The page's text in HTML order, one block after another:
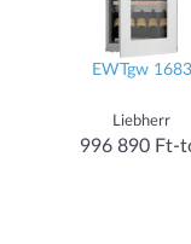
EWTgw 1683
Liebherr
996 890 Ft-